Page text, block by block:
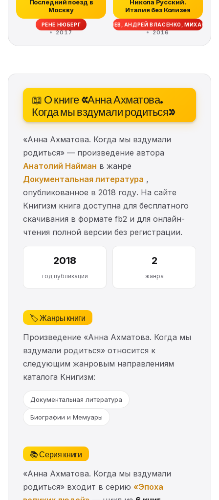
Последний поезд в
Москву
РЕНЕ НЮБЕРГ
2017
Никола Русский.
Италия без Колизея
БОРИС ШИРЯЕВ, АНДРЕЙ ВЛАСЕНКО, МИХАИЛ
2016
📖 О книге «Анна Ахматова.
Когда мы вздумали родиться»
«Анна Ахматова. Когда мы вздумали
родиться» — произведение автора
Анатолий Найман в жанре
Документальная литература ,
опубликованное в 2018 году. На сайте
Книгизм книга доступна для бесплатного
скачивания в формате fb2 и для онлайн-
чтения полной версии без регистрации.
2018
год публикации
2
жанра
🏷️ Жанры книги
Произведение «Анна Ахматова. Когда мы
вздумали родиться» относится к
следующим жанровым направлениям
каталога Книгизм:
Документальная литература
Биографии и Мемуары
📚 Серия книги
«Анна Ахматова. Когда мы вздумали
родиться» входит в серию «Эпоха